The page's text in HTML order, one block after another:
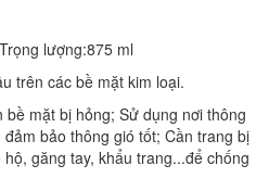
lượng:875 ml
trên các bề mặt kim loại.
mặt bị hỏng; Sử dụng nơi thông
bảo thông gió tốt; Cần trang bị
găng tay, khẩu trang...để chống